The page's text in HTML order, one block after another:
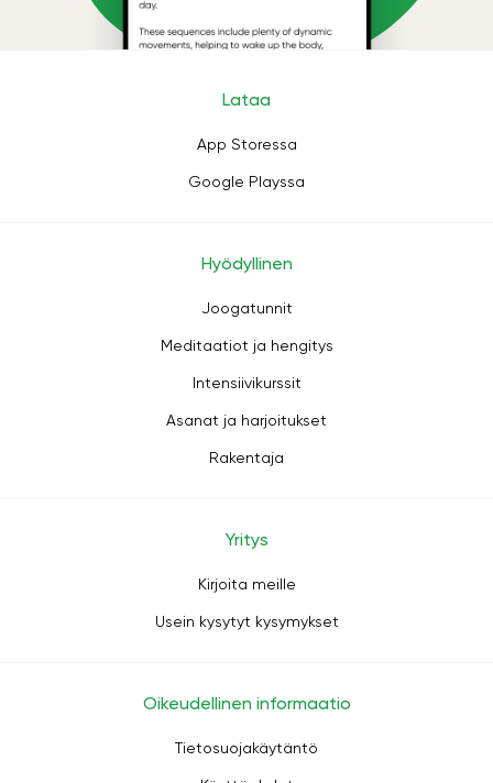
Lataa
App Storessa
Google Playssa
Hyödyllinen
Joogatunnit
Meditaatiot ja hengitys
Intensiivikurssit
Asanat ja harjoitukset
Rakentaja
Yritys
Kirjoita meille
Usein kysytyt kysymykset
Oikeudellinen informaatio
Tietosuojakäytäntö